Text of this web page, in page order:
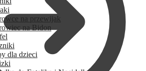
na przewijak
na Bidon
dla dzieci